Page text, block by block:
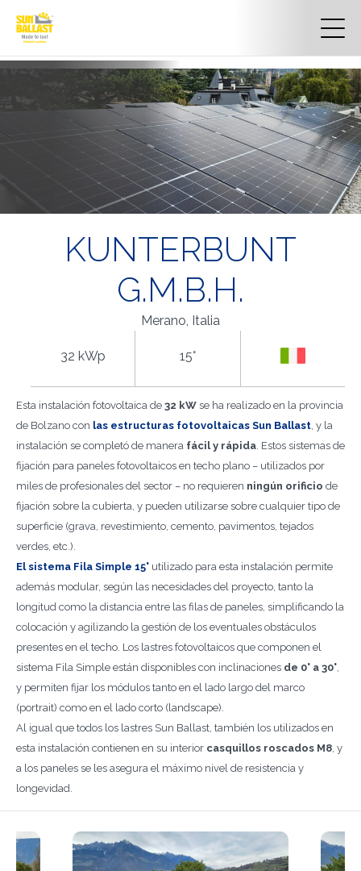
KUNTERBUNT
G.M.B.H.
Merano, Italia
32 kWp 15°
Esta instalación fotovoltaica de 32 kW se ha realizado en la provincia
de Bolzano con las estructuras fotovoltaicas Sun Ballast, y la
instalación se completó de manera fácil y rápida. Estos sistemas de
fijación para paneles fotovoltaicos en techo plano – utilizados por
miles de profesionales del sector – no requieren ningún orificio de
fijación sobre la cubierta, y pueden utilizarse sobre cualquier tipo de
superficie (grava, revestimiento, cemento, pavimentos, tejados
verdes, etc.).
El sistema Fila Simple 15° utilizado para esta instalación permite
además modular, según las necesidades del proyecto, tanto la
longitud como la distancia entre las filas de paneles, simplificando la
colocación y agilizando la gestión de los eventuales obstáculos
presentes en el techo. Los lastres fotovoltaicos que componen el
sistema Fila Simple están disponibles con inclinaciones de 0° a 30°,
y permiten fijar los módulos tanto en el lado largo del marco
(portrait) como en el lado corto (landscape).
Al igual que todos los lastres Sun Ballast, también los utilizados en
esta instalación contienen en su interior casquillos roscados M8, y
a los paneles se les asegura el máximo nivel de resistencia y
longevidad.